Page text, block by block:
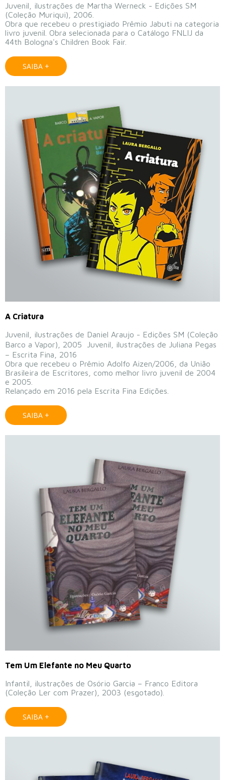
Juvenil, ilustrações de Martha Werneck - Edições SM
(Coleção Muriqui), 2006.
Obra que recebeu o prestigiado Prêmio Jabuti na categoria
livro juvenil. Obra selecionada para o Catálogo FNLIJ da
44th Bologna's Children Book Fair.
SAIBA +
A Criatura
Juvenil, ilustrações de Daniel Araujo - Edições SM (Coleção
Barco a Vapor), 2005 Juvenil, ilustrações de Juliana Pegas
– Escrita Fina, 2016
Obra que recebeu o Prêmio Adolfo Aizen/2006, da União
Brasileira de Escritores, como melhor livro juvenil de 2004
e 2005.
Relançado em 2016 pela Escrita Fina Edições.
SAIBA +
Tem Um Elefante no Meu Quarto
Infantil, ilustrações de Osório Garcia – Franco Editora
(Coleção Ler com Prazer), 2003 (esgotado).
SAIBA +